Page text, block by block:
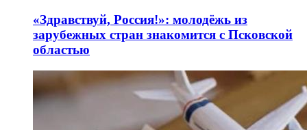
«Здравствуй, Россия!»: молодёжь из
зарубежных стран знакомится с Псковской
областью